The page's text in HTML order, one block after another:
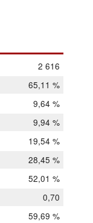
2 616
65,11 %
9,64 %
9,94 %
19,54 %
28,45 %
52,01 %
0,70
59,69 %